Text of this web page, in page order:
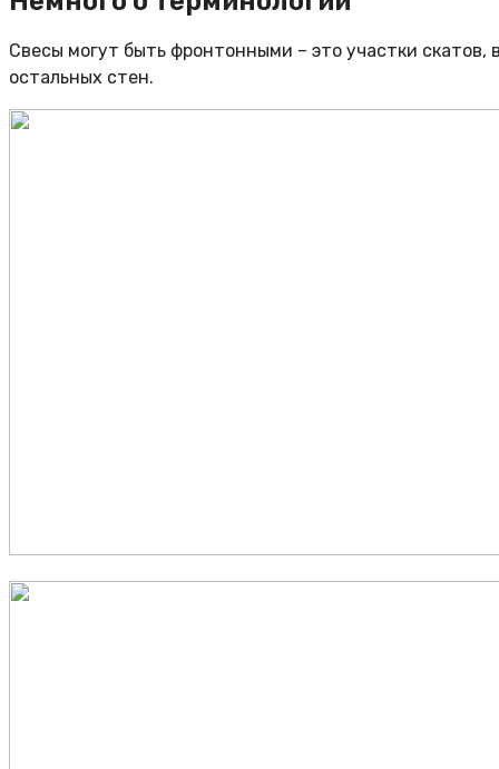
Свесы могут быть фронтонными – это участки
остальных стен.